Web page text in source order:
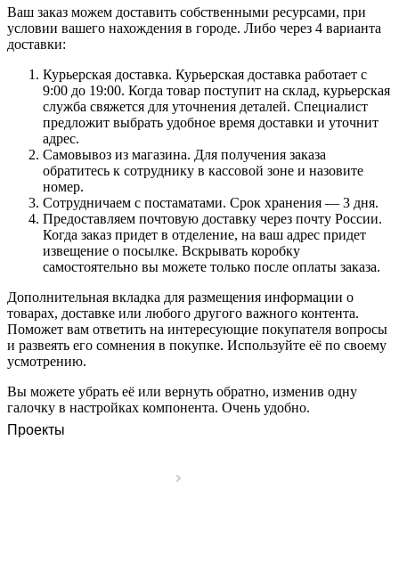
Ваш заказ можем доставить собственными ресурсами, при
условии вашего нахождения в городе. Либо через 4 варианта
доставки:
Курьерская доставка. Курьерская доставка работает с
9:00 до 19:00. Когда товар поступит на склад, курьерская
служба свяжется для уточнения деталей. Специалист
предложит выбрать удобное время доставки и уточнит
адрес.
Самовывоз из магазина. Для получения заказа
обратитесь к сотруднику в кассовой зоне и назовите
номер.
Сотрудничаем с постаматами. Срок хранения — 3 дня.
Предоставляем почтовую доставку через почту России.
Когда заказ придет в отделение, на ваш адрес придет
извещение о посылке. Вскрывать коробку
самостоятельно вы можете только после оплаты заказа.
Дополнительная вкладка для размещения информации о
товарах, доставке или любого другого важного контента.
Поможет вам ответить на интересующие покупателя вопросы
и развеять его сомнения в покупке. Используйте её по своему
усмотрению.
Вы можете убрать её или вернуть обратно, изменив одну
галочку в настройках компонента. Очень удобно.
Проекты